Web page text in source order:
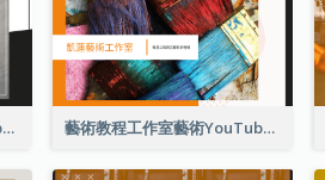
網上博物館參觀藝術YouTube頻道圖片 藝術教程工作室藝術YouTube頻道圖片